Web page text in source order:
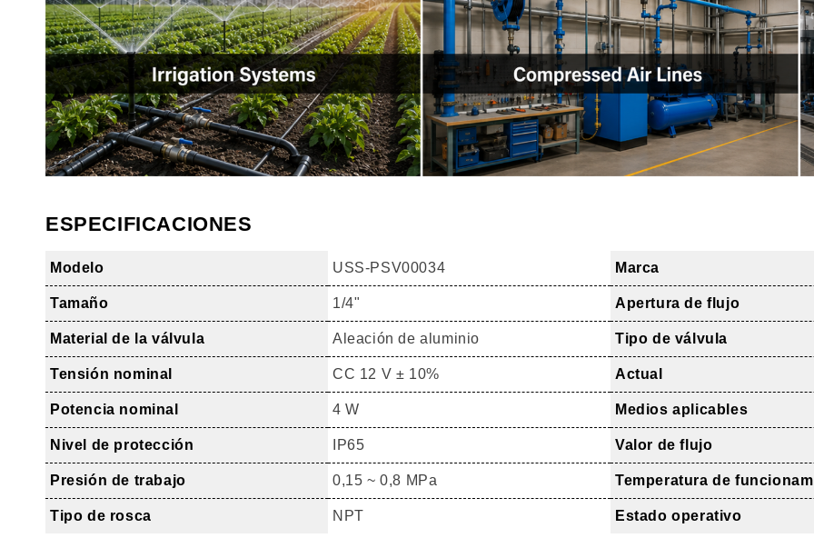
ESPECIFICACIONES
Modelo USS-PSV00034 Marca
Tamaño 1/4" Apertura de flujo
Material de la válvula Aleación de aluminio Tipo de válvula
Tensión nominal CC 12 V ± 10% Actual
Potencia nominal 4 W Medios aplicables
Nivel de protección IP65 Valor de flujo
Presión de trabajo 0,15 ~ 0,8 MPa Temperatura de
Tipo de rosca NPT Estado operativo